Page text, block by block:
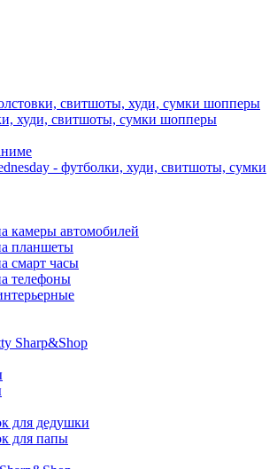
свитшоты, худи, сумки шопперы
худи, свитшоты, сумки шопперы
- футболки, худи, свитшоты, сумки
камеры автомобилей
планшеты
смарт часы
телефоны
Sharp&Shop
для дедушки
для папы